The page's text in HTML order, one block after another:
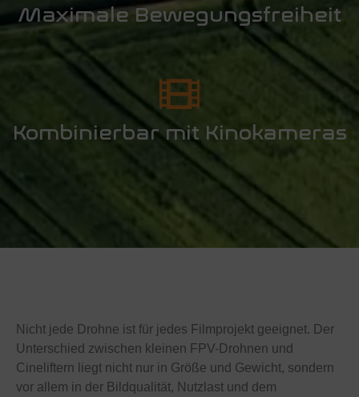
Maximale Bewegungsfreiheit
Kombinierbar mit Kinokameras
Nicht jede Drohne ist für jedes Filmprojekt geeignet. Der
Unterschied zwischen kleinen FPV-Drohnen und
Cineliftern liegt nicht nur in Größe und Gewicht, sondern
vor allem in der Bildqualität, Nutzlast und dem